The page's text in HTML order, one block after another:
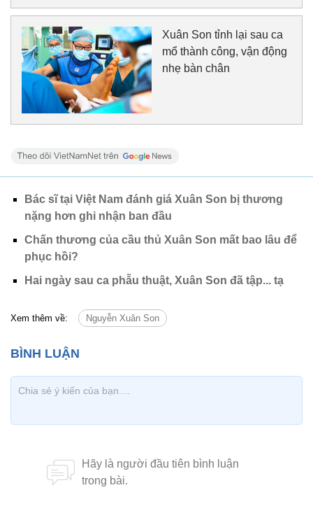
Xuân Son tỉnh lại sau ca
mổ thành công, vận động
nhẹ bàn chân
Bác sĩ tại Việt Nam đánh giá Xuân Son bị thương
nặng hơn ghi nhận ban đầu
Chấn thương của cầu thủ Xuân Son mất bao lâu để
phục hồi?
Hai ngày sau ca phẫu thuật, Xuân Son đã tập... tạ
Xem thêm về: Nguyễn Xuân Son